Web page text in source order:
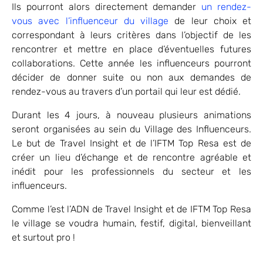
Ils pourront alors directement demander un rendez-
vous avec l’influenceur du village de leur choix et
correspondant à leurs critères dans l’objectif de les
rencontrer et mettre en place d’éventuelles futures
collaborations. Cette année les influenceurs pourront
décider de donner suite ou non aux demandes de
rendez-vous au travers d’un portail qui leur est dédié.
Durant les 4 jours, à nouveau plusieurs animations
seront organisées au sein du Village des Influenceurs.
Le but de Travel Insight et de l’IFTM Top Resa est de
créer un lieu d’échange et de rencontre agréable et
inédit pour les professionnels du secteur et les
influenceurs.
Comme l’est l’ADN de Travel Insight et de IFTM Top Resa
le village se voudra humain, festif, digital, bienveillant
et surtout pro !